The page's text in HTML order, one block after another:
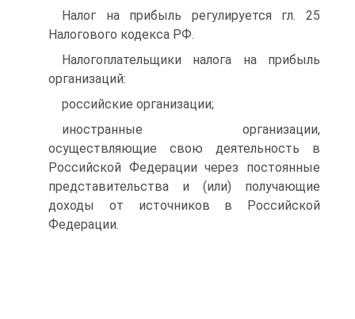
Налог на прибыль регулируется гл. 25
Налогового кодекса РФ.
Налогоплательщики налога на прибыль
организаций:
российские организации;
иностранные организации,
осуществляющие свою деятельность в
Российской Федерации через постоянные
представительства и (или) получающие
доходы от источников в Российской
Федерации.